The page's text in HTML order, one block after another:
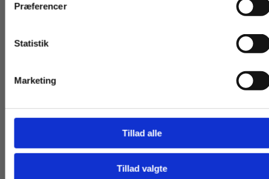
Præferencer
Statistik
Marketing
Tillad alle
Tillad valgte
Gå til praxisOnline